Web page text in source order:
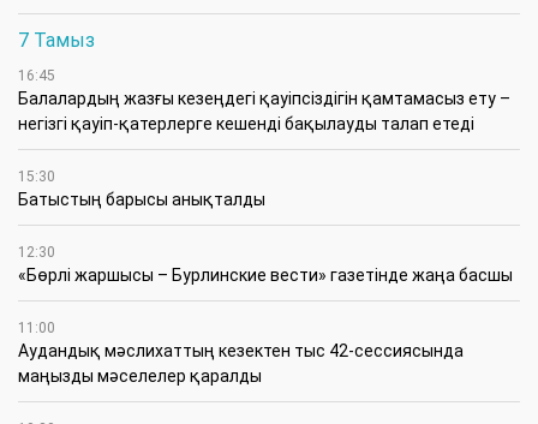
7 Тамыз
16:45
Балалардың жазғы кезеңдегі қауіпсіздігін қамтамасыз ету –
негізгі қауіп-қатерлерге кешенді бақылауды талап етеді
15:30
Батыстың барысы анықталды
12:30
«Бөрлі жаршысы – Бурлинские вести» газетінде жаңа басшы
11:00
Аудандық мәслихаттың кезектен тыс 42-сессиясында
маңызды мәселелер қаралды